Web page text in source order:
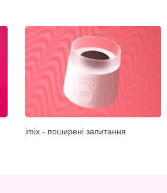
imix - поширені запитання